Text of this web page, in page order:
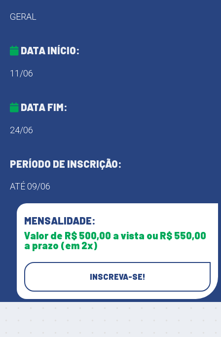
GERAL
DATA INÍCIO:
11/06
DATA FIM:
24/06
PERÍODO DE INSCRIÇÃO:
ATÉ 09/06
MENSALIDADE:
Valor de R$ 500,00 a vista ou R$ 550,00
a prazo (em 2x)
INSCREVA-SE!